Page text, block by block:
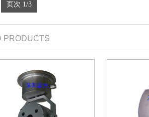
页次 1/3
PRODUCTS